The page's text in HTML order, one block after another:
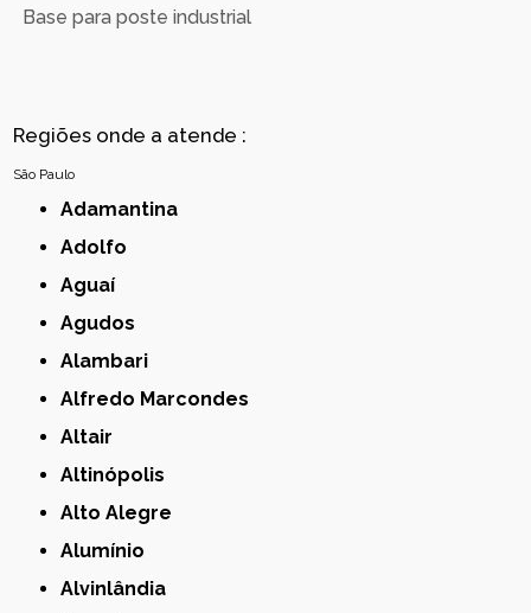
Base para poste industrial
Regiões onde a atende :
São Paulo
Adamantina
Adolfo
Aguaí
Agudos
Alambari
Alfredo Marcondes
Altair
Altinópolis
Alto Alegre
Alumínio
Alvinlândia